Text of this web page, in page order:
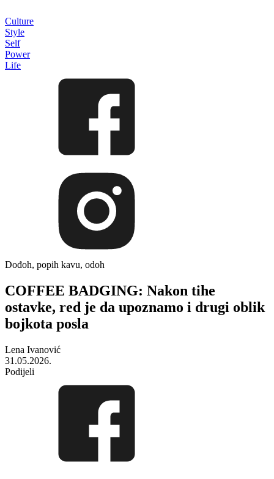
Culture
Style
Self
Power
Life
Dođoh, popih kavu, odoh
COFFEE BADGING: Nakon tihe
ostavke, red je da upoznamo i drugi oblik
bojkota posla
Lena Ivanović
31.05.2026.
Podijeli